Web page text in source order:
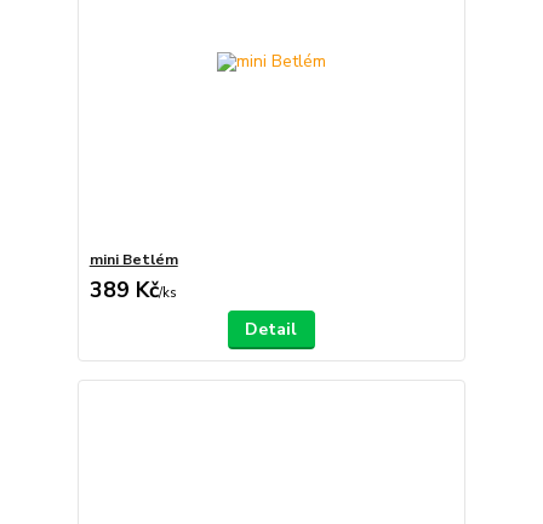
mini Betlém
389 Kč/ks
Detail